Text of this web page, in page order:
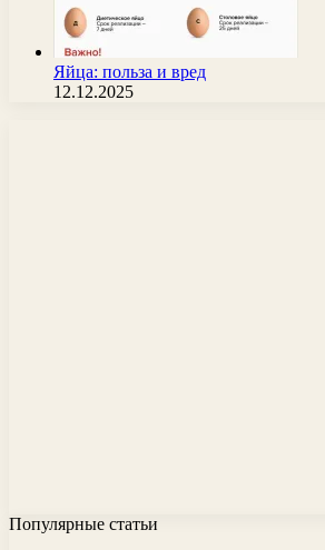
Яйца: польза и вред
12.12.2025
Популярные статьи